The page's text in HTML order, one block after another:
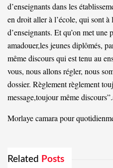
d’enseignants dans les
en droit aller à l’école, qui sont à
d’enseignants. Et qu’on met
amadouer,les jeunes diplômés,
même discours qui est tenu au
vous, nous allons régler, nous
dossier. Règlement règlement
message,toujour même
Morlaye camara pour
Related Posts